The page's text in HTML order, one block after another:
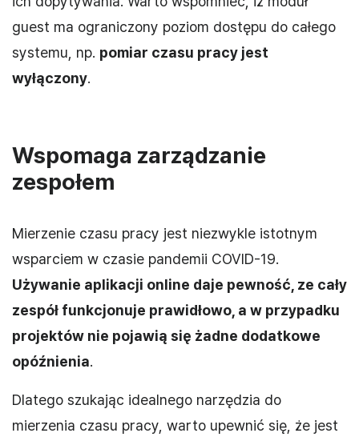
guest ma ograniczony poziom dostępu do całego
systemu, np. pomiar czasu pracy jest
wyłączony.
Wspomaga zarządzanie
zespołem
Mierzenie czasu pracy jest niezwykle istotnym
wsparciem w czasie pandemii COVID-19.
Używanie aplikacji online daje pewność, ze cały
zespół funkcjonuje prawidłowo, a w przypadku
projektów nie pojawią się żadne dodatkowe
opóźnienia.
Dlatego szukając idealnego narzędzia do
mierzenia czasu pracy, warto upewnić się, że jest